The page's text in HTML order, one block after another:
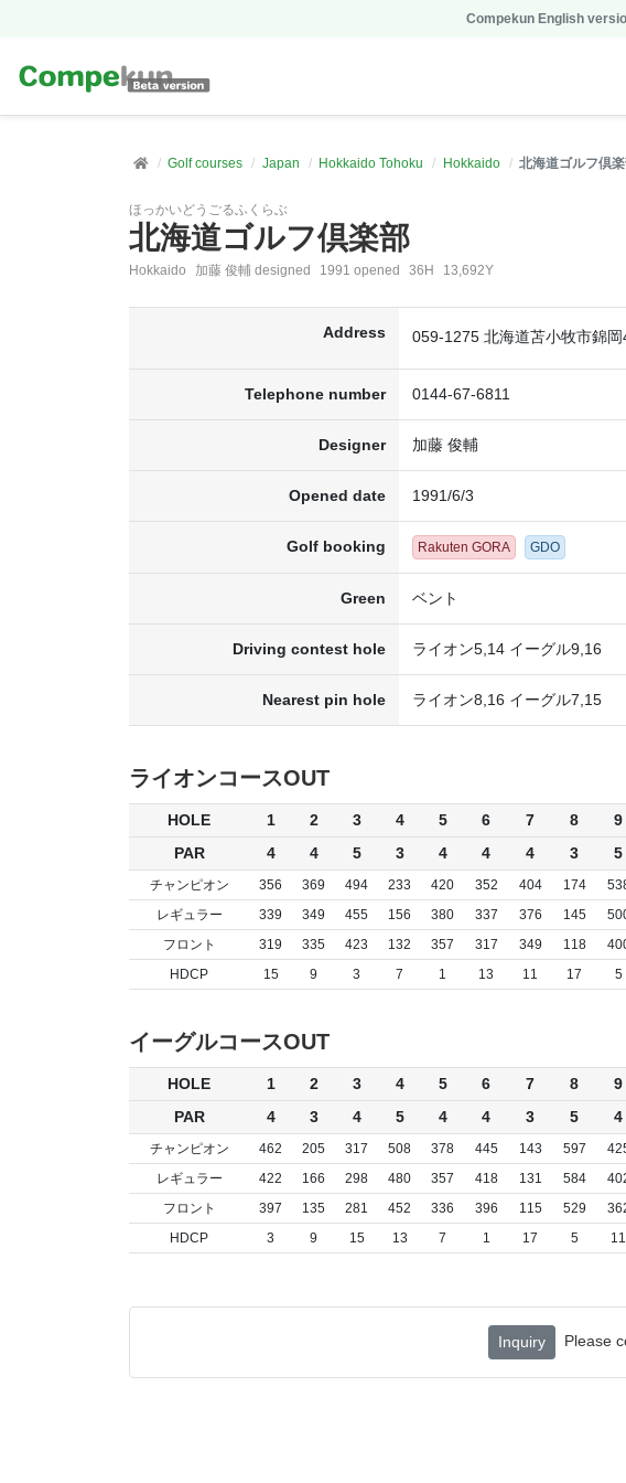
Compekun English
Golf courses Japan Hokkaido Tohoku Hokkaido 北海道ゴルフ倶
ほっかいどうごるふくらぶ
北海道ゴルフ倶楽部
Hokkaido 加藤 俊輔 designed 1991 opened 36H 13,692Y
Address 059-1275 北海道苫小牧市錦
Telephone number 0144-67-6811
Designer 加藤 俊輔
Opened date 1991/6/3
Golf booking Rakuten GORA GDO
Green ベント
Driving contest hole ライオン5,14 イーグル9,16
Nearest pin hole ライオン8,16 イーグル7,15
ライオンコースOUT
HOLE 1 2 3 4 5 6 7 8 9
PAR
4 4 5 3 4 4 4 3 5
チャンピオン 356 369 494 233 420 352 404 174
レギュラー
339 349 455 156 380 337 376 145
フロント
319 335 423 132 357 317 349 118
HDCP
15 9 3 7 1 13 11 17 5
イーグルコースOUT
HOLE 1 2 3 4 5 6 7 8 9
PAR
4 3 4 5 4 4 3 5 4
チャンピオン 462 205 317 508 378 445 143 597
レギュラー
422 166 298 480 357 418 131 584
フロント
397 135 281 452 336 396 115 529
HDCP
3 9 15 13 7 1 17 5 11
Inquiry Please